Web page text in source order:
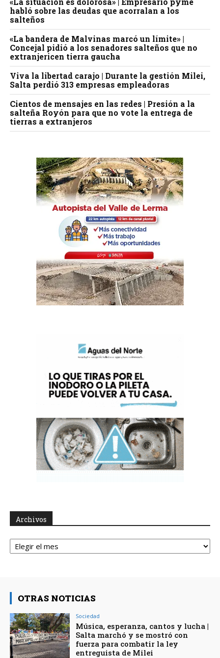
habló sobre las deudas que acorralan a los
salteños
«La bandera de Malvinas marcó un límite» |
Concejal pidió a los senadores salteños que no
extranjericen tierra gaucha
Viva la libertad carajo | Durante la gestión Milei,
Salta perdió 313 empresas empleadoras
Cientos de mensajes en las redes | Presión a la
salteña Royón para que no vote la entrega de
tierras a extranjeros
Archivos
Archivos
OTRAS NOTICIAS
Sociedad
Música, esperanza, cantos y lucha |
Salta marchó y se mostró con
fuerza para combatir la ley
entreguista de Milei